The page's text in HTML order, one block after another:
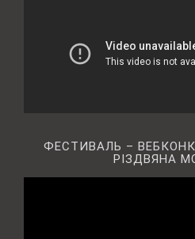
ФЕСТИВАЛЬ –
РІЗДВЯНА